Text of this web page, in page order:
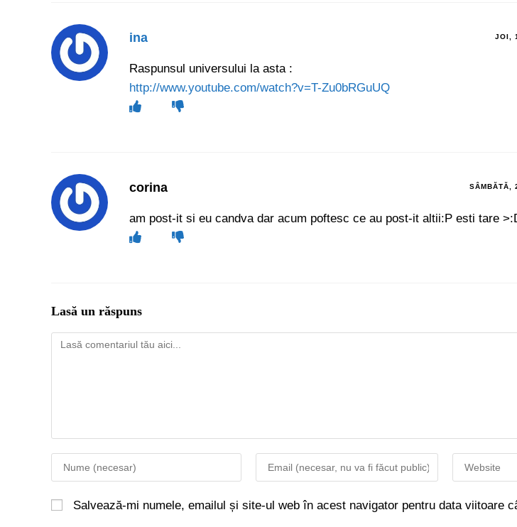
ina JOI,
Raspunsul universului la asta :
http://www.youtube.com/watch?v=T-Zu0bRGuUQ
corina SÂMBĂTĂ,
am post-it si eu candva dar acum poftesc ce au post-it altii:P esti tare
Lasă un răspuns
Salvează-mi numele, emailul și site-ul web în acest navigator pentru data viitoare